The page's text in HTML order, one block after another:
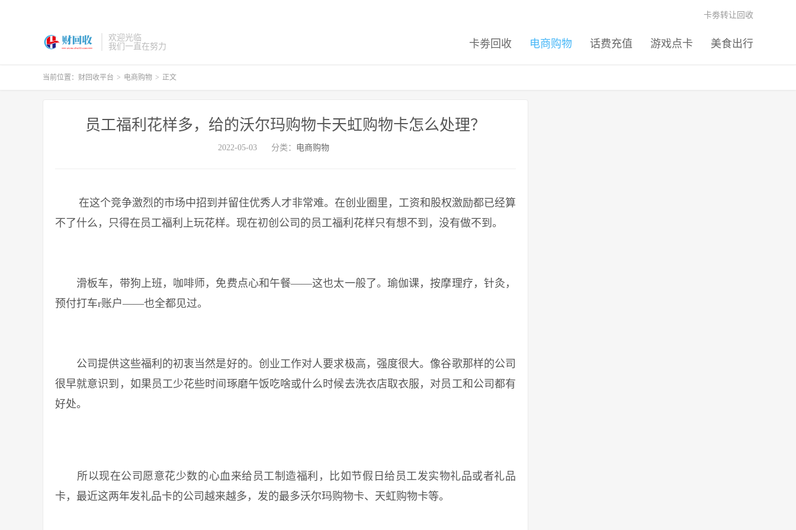
欢迎光临
我们一直在努力
卡劵回收 电商购物 话费充值 游戏点卡 美食出行
卡劵转让回收
当前位置： 财回收平台 > 电商购物 > 正文
员工福利花样多，给的沃尔玛购物卡天虹购物卡怎么处理？
2022-05-03 分类： 电商购物
在这个竞争激烈的市场中招到并留住优秀人才非常难。在创业圈里，工资和股权激励都已经算
不了什么，只得在员工福利上玩花样。现在初创公司的员工福利花样只有想不到，没有做不到。
滑板车，带狗上班，咖啡师，免费点心和午餐——这也太一般了。瑜伽课，按摩理疗，针灸，
预付打车r账户——也全都见过。
公司提供这些福利的初衷当然是好的。创业工作对人要求极高，强度很大。像谷歌那样的公司
很早就意识到，如果员工少花些时间琢磨午饭吃啥或什么时候去洗衣店取衣服，对员工和公司都有
好处。
所以现在公司愿意花少数的心血来给员工制造福利，比如节假日给员工发实物礼品或者礼品
卡，最近这两年发礼品卡的公司越来越多，发的最多沃尔玛购物卡、天虹购物卡等。